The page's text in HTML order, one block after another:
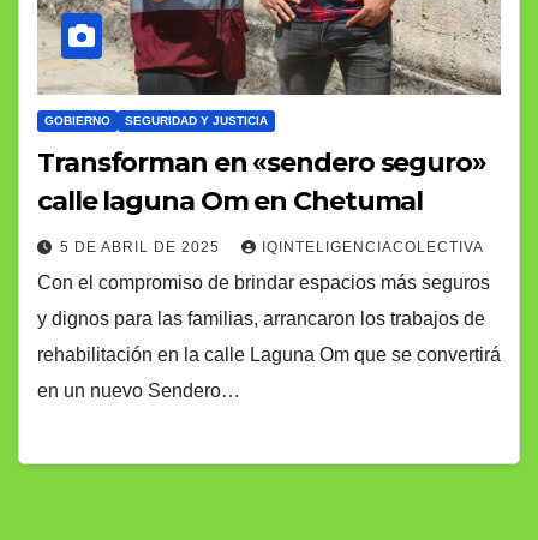
GOBIERNO SEGURIDAD Y JUSTICIA
Transforman en «sendero seguro»
calle laguna Om en Chetumal
5 DE ABRIL DE 2025 IQINTELIGENCIACOLECTIVA
Con el compromiso de brindar espacios más seguros
y dignos para las familias, arrancaron los trabajos de
rehabilitación en la calle Laguna Om que se convertirá
en un nuevo Sendero…